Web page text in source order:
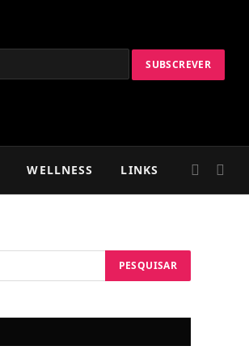
WELLNESS LINKS